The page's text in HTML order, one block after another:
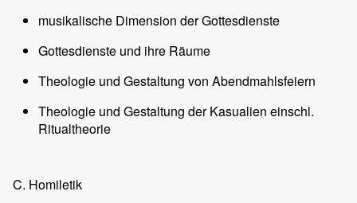
musikalische Dimension der Gottesdienste
Gottesdienste und ihre Räume
Theologie und Gestaltung von Abendmahlsfeiern
Theologie und Gestaltung der Kasualien einschl.
Ritualtheorie
C. Homiletik